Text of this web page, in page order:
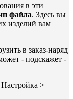
в эти
файла. Здесь вы
изделий вам
в заказ-наряд
- подскажет -
>